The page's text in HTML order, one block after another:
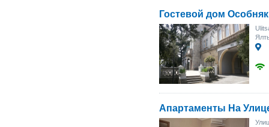
Гостевой дом Особняк
Апартаменты На